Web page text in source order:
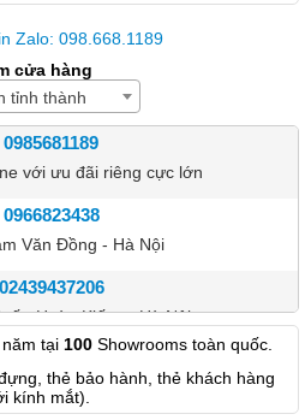
Zalo: 098.668.1189
cửa hàng
tỉnh thành
0985681189
với ưu đãi riêng cực lớn
0966823438
Văn Đồng - Hà Nội
02439437206
- Hoàn Kiếm – Hà Nội
0982.769.887
Định - Hai Bà Trưng - Hà Nội.
năm tại 100 Showrooms toàn quốc.
thẻ bảo hành, thẻ khách hàng
kính mắt).